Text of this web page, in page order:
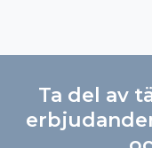
Ta del av